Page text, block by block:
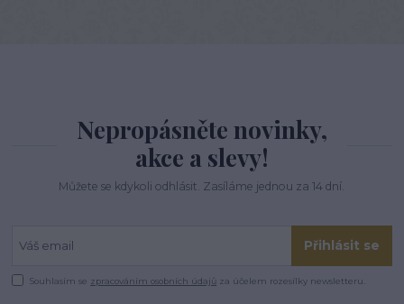
Nepropásněte novinky,
akce a slevy!
Můžete se kdykoli odhlásit. Zasíláme jednou za 14 dní.
Přihlásit se
Souhlasím se zpracováním osobních údajů za účelem rozesílky newsletteru.